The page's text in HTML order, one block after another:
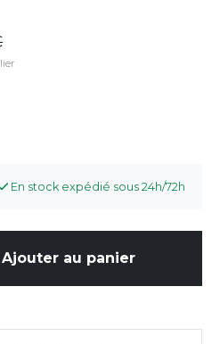
En stock expédié sous 24h/72h
Ajouter au panier